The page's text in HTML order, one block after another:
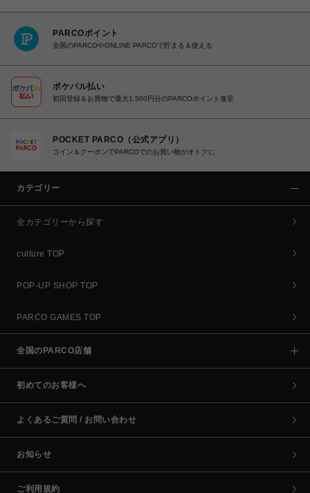
PARCOポイント
全国のPARCOやONLINE PARCOで貯まる＆使える
ポケパル払い
初回登録＆お買物で最大1,500円分のPARCOポイント進呈
POCKET PARCO（公式アプリ）
コイン＆クーポンでPARCOでのお買い物がオトクに
カテゴリー
全カテゴリーから探す
culture TOP
POP-UP SHOP TOP
PARCO GAMES TOP
全国のPARCO店舗
初めてのお客様へ
よくあるご質問 / お問い合わせ
お知らせ
ご利用規約